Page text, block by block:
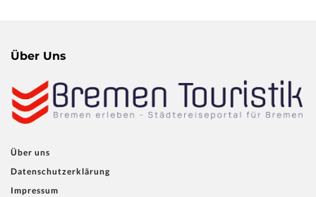
Über Uns
Über uns
Datenschutzerklärung
Impressum